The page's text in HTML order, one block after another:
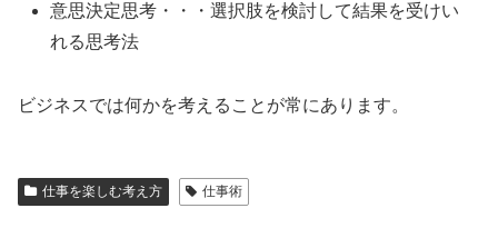
意思決定思考・・・選択肢を検討して結果を受けい
れる思考法
ビジネスでは何かを考えることが常にあります。
仕事を楽しむ考え方 仕事術